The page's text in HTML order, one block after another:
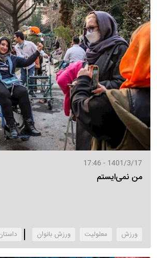
1401/3/17 - 17:46
من نمی‌ایستم
ورزش معلولیت ورزش بانوان